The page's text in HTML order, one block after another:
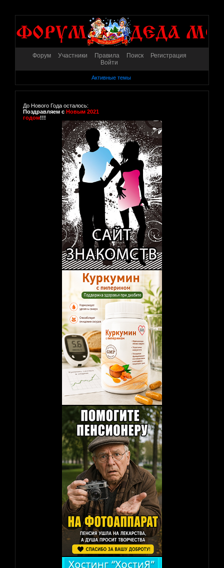
Форум Участники Правила Поиск
Регистрация
Войти
Активные темы
До Нового Года осталось:
Поздравляем с Новым 2021
годом!!!